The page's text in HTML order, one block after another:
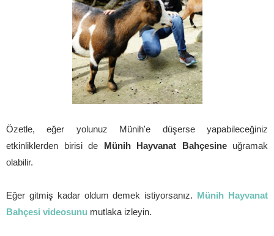
Özetle, eğer yolunuz Münih'e düşerse yapabileceğiniz
etkinliklerden birisi de Münih Hayvanat Bahçesineuğramak
olabilir.
Eğer gitmiş kadar oldum demek istiyorsanız. Münih Hayvanat
Bahçesi videosunu mutlaka izleyin.